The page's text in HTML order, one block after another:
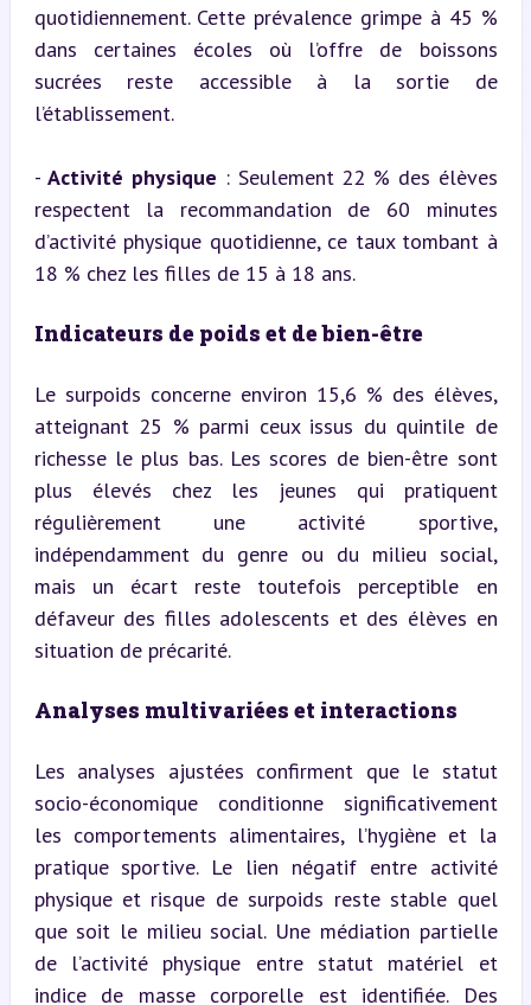
quotidiennement. Cette prévalence grimpe à 45 %
dans certaines écoles où l’offre de boissons
sucrées reste accessible à la sortie de
l’établissement.
- Activité physique : Seulement 22 % des élèves
respectent la recommandation de 60 minutes
d’activité physique quotidienne, ce taux tombant à
18 % chez les filles de 15 à 18 ans.
Indicateurs de poids et de bien-être
Le surpoids concerne environ 15,6 % des élèves,
atteignant 25 % parmi ceux issus du quintile de
richesse le plus bas. Les scores de bien-être sont
plus élevés chez les jeunes qui pratiquent
régulièrement une activité sportive,
indépendamment du genre ou du milieu social,
mais un écart reste toutefois perceptible en
défaveur des filles adolescents et des élèves en
situation de précarité.
Analyses multivariées et interactions
Les analyses ajustées confirment que le statut
socio-économique conditionne significativement
les comportements alimentaires, l’hygiène et la
pratique sportive. Le lien négatif entre activité
physique et risque de surpoids reste stable quel
que soit le milieu social. Une médiation partielle
de l’activité physique entre statut matériel et
indice de masse corporelle est identifiée. Des